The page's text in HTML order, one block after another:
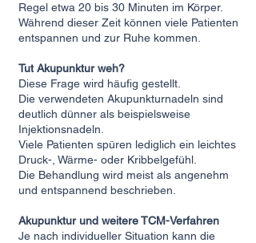
Regel etwa 20 bis 30 Minuten im Körper.
Während dieser Zeit können viele Patienten
entspannen und zur Ruhe kommen.
Tut Akupunktur weh?
Diese Frage wird häufig gestellt.
Die verwendeten Akupunkturnadeln sind
deutlich dünner als beispielsweise
Injektionsnadeln.
Viele Patienten spüren lediglich ein leichtes
Druck-, Wärme- oder Kribbelgefühl.
Die Behandlung wird meist als angenehm
und entspannend beschrieben.
Akupunktur und weitere TCM-Verfahren
Je nach individueller Situation kann die